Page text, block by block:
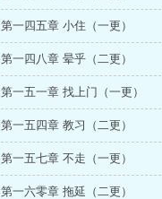
第一四五章 小住（一更）
第一四八章 晕乎（二更）
第一五一章 找上门（一更）
第一五四章 教习（二更）
第一五七章 不走（一更）
第一六零章 拖延（二更）